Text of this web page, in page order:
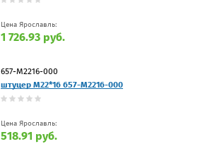
Цена Ярославль:
1 726.93 руб.
657-М2216-000
штуцер М22*16 657-М2216-000
Цена Ярославль:
518.91 руб.